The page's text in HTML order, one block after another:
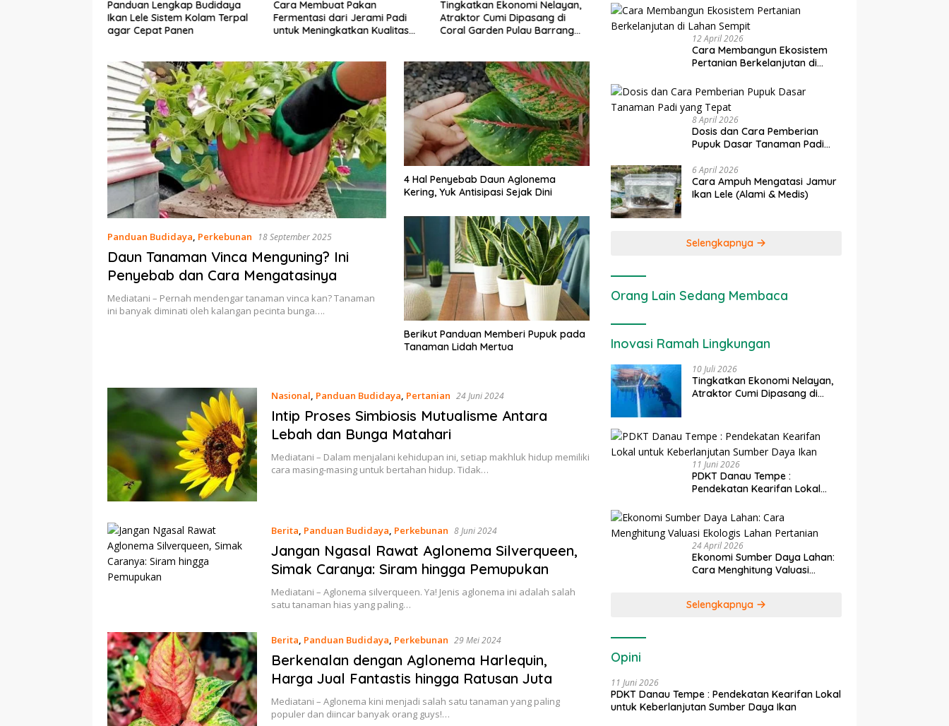
Panduan Lengkap Budidaya
Ikan Lele Sistem Kolam Terpal
agar Cepat Panen
Cara Membuat Pakan
Fermentasi dari Jerami Padi
untuk Meningkatkan Kualitas
Tingkatkan Ekonomi Nelayan,
Atraktor Cumi Dipasang di
Coral Garden Pulau Barrang
PDKT Danau Tempe :
Pendekatan Kearifan Lokal
untuk Keberlanjutan Sumber
Cara Mengatasi Penyakit PMK
pada Sapi Perah Secara Alami
Panduan Budidaya, Perkebunan 18 September 2025
Daun Tanaman Vinca Menguning? Ini
Penyebab dan Cara Mengatasinya
Mediatani – Pernah mendengar tanaman vinca kan? Tanaman
ini banyak diminati oleh kalangan pecinta bunga….
4 Hal Penyebab Daun Aglonema
Kering, Yuk Antisipasi Sejak Dini
Berikut Panduan Memberi Pupuk pada
Tanaman Lidah Mertua
Nasional, Panduan Budidaya, Pertanian 24 Juni 2024
Intip Proses Simbiosis Mutualisme Antara
Lebah dan Bunga Matahari
Mediatani – Dalam menjalani kehidupan ini, setiap makhluk hidup memiliki
cara masing-masing untuk bertahan hidup. Tidak…
Berita, Panduan Budidaya, Perkebunan 8 Juni 2024
Jangan Ngasal Rawat Aglonema Silverqueen,
Simak Caranya: Siram hingga Pemupukan
Mediatani – Aglonema silverqueen. Ya! Jenis aglonema ini adalah salah
satu tanaman hias yang paling…
Berita, Panduan Budidaya, Perkebunan 29 Mei 2024
Berkenalan dengan Aglonema Harlequin,
Harga Jual Fantastis hingga Ratusan Juta
Mediatani – Aglonema kini menjadi salah satu tanaman yang paling
populer dan diincar banyak orang guys!…
dan Kimia
12 April 2026
Cara Membangun Ekosistem
Pertanian Berkelanjutan di
8 April 2026
Dosis dan Cara Pemberian
Pupuk Dasar Tanaman Padi
6 April 2026
Cara Ampuh Mengatasi Jamur
Ikan Lele (Alami & Medis)
Selengkapnya
Orang Lain Sedang Membaca
Inovasi Ramah Lingkungan
10 Juli 2026
Tingkatkan Ekonomi Nelayan,
Atraktor Cumi Dipasang di
11 Juni 2026
PDKT Danau Tempe :
Pendekatan Kearifan Lokal
Daya Ikan
24 April 2026
Ekonomi Sumber Daya Lahan:
Cara Menghitung Valuasi
Selengkapnya
Opini
11 Juni 2026
PDKT Danau Tempe : Pendekatan Kearifan Lokal
untuk Keberlanjutan Sumber Daya Ikan